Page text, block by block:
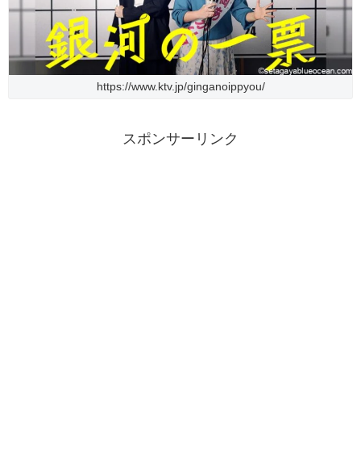
https://www.ktv.jp/ginganoippyou/
スポンサーリンク